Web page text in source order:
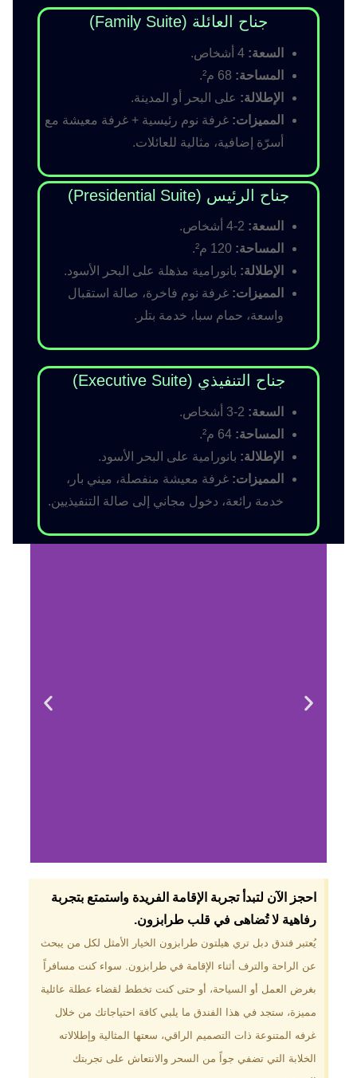
جناح العائلة (Family Suite)
السعة:
المساحة:
الإطلالة: على البحر أو المدينة.
المميزات: غرفة نوم رئيسية + غرفة معيشة مع
أسرّة إضافية، مثالية للعائلات.
جناح الرئيس (Presidential Suite)
السعة:
المساحة:
الإطلالة: بانورامية مذهلة على البحر الأسود.
المميزات: غرفة نوم فاخرة، صالة استقبال
واسعة، حمام سبا، خدمة بتلر.
جناح التنفيذي (Executive Suite)
السعة:
المساحة:
الإطلالة: بانورامية على البحر الأسود.
المميزات: غرفة معيشة منفصلة، ميني بار،
خدمة رائعة، دخول مجاني إلى صالة التنفيذيين.
لماذا تختار فندق دبل
تري هيلتون
طرابزون؟
موقع مميز في قلب طرابزون بالقرب
من أهم المعالم السياحية. إطلالات
الخضراء. مرافق متكاملة تشمل
مسبحًا داخليًا، سبا، صالة ألعاب
رياضية، ومطاعم عالمية.
احجز الآن لتبدأ تجربة الإقامة الفريدة واستمتع بتجربة
رفاهية لا تُضاهى في قلب طرابزون.​
يُعتبر فندق دبل تري هيلتون طرابزون الخيار الأمثل لكل من يبحث
عن الراحة والترف أثناء الإقامة في طرابزون. سواء كنت مسافراً
بغرض العمل أو السياحة، أو حتى كنت تخطط لقضاء عطلة عائلية
مميزة، ستجد في هذا الفندق ما يلبي كافة احتياجاتك من خلال
غرفه المتنوعة ذات التصميم الراقي، سعتها المثالية وإطلالاته
الخلابة التي تضفي جواً من السحر والانتعاش على تجربتك